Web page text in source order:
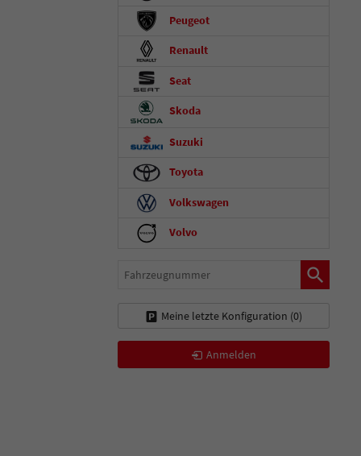
Peugeot
Renault
Seat
Skoda
Suzuki
Toyota
Volkswagen
Volvo
Fahrzeugnummer
Meine letzte Konfiguration (0)
Anmelden